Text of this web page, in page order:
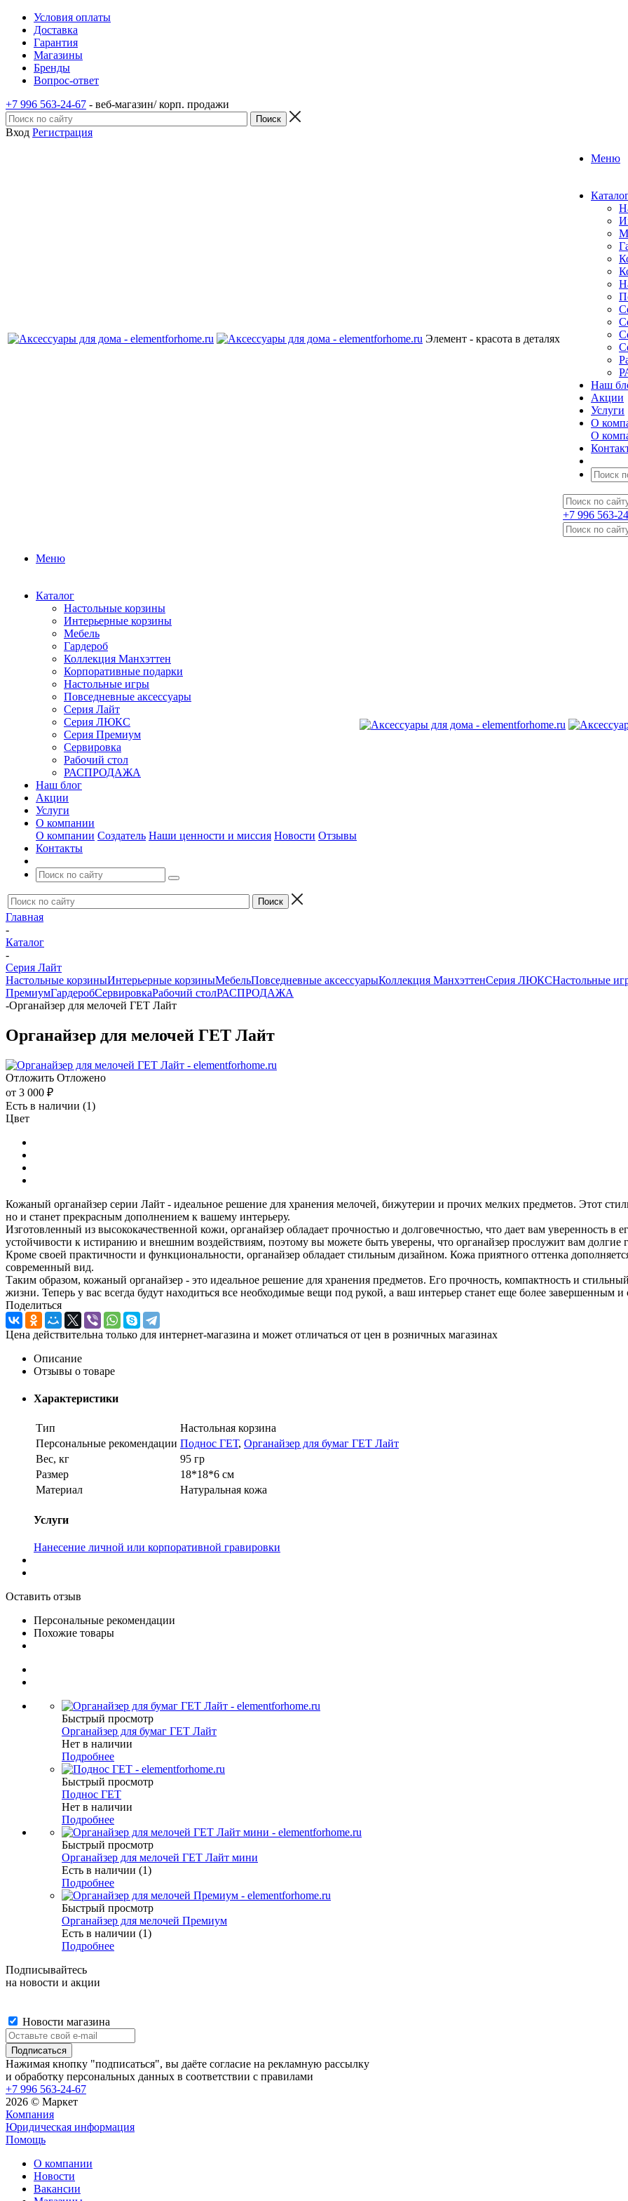
Условия оплаты
Доставка
Гарантия
Магазины
Бренды
Вопрос-ответ
+7 996 563-24-67 - веб-магазин/ корп. продажи
Вход Регистрация
Элемент - красота в деталях
Меню
Наш
Акции
Услуги
О
О
+7 996 563-
Меню
Каталог
Настольные корзины
Интерьерные корзины
Мебель
Гардероб
Коллекция Манхэттен
Корпоративные подарки
Настольные игры
Повседневные аксессуары
Серия Лайт
Серия ЛЮКС
Серия Премиум
Сервировка
Рабочий стол
РАСПРОДАЖА
Наш блог
Акции
Услуги
О компании
О компании Создатель Наши ценности и миссия Новости Отзывы
Контакты
Главная
-
Каталог
-
Серия Лайт
Настольные корзиныИнтерьерные корзиныМебельПовседневные аксессуарыКоллекция МанхэттенСерия ЛЮКСНастольные
ПремиумГардеробСервировкаРабочий столРАСПРОДАЖА
-Органайзер для мелочей ГЕТ Лайт
Органайзер для мелочей ГЕТ Лайт
Отложить Отложено
от 3 000 ₽
Есть в наличии (1)
Цвет
Кожаный органайзер серии Лайт - идеальное решение для хранения мелочей, бижутерии и прочих мелких предметов. Этот
но и станет прекрасным дополнением к вашему интерьеру.
Изготовленный из высококачественной кожи, органайзер обладает прочностью и долговечностью, что дает вам уверенность
устойчивости к истиранию и внешним воздействиям, поэтому вы можете быть уверены, что органайзер прослужит вам долгие
Кроме своей практичности и функциональности, органайзер обладает стильным дизайном. Кожа приятного оттенка
современный вид.
Таким образом, кожаный органайзер - это идеальное решение для хранения предметов. Его прочность, компактность и
жизни. Теперь у вас всегда будут находиться все необходимые вещи под рукой, а ваш интерьер станет еще более завершенным
Поделиться
Цена действительна только для интернет-магазина и может отличаться от цен в розничных магазинах
Описание
Отзывы о товаре
Характеристики
Тип
Настольная корзина
Персональные рекомендации Поднос ГЕТ, Органайзер для бумаг ГЕТ Лайт
Вес, кг
95 гр
Размер
18*18*6 см
Материал
Натуральная кожа
Услуги
Нанесение личной или корпоративной гравировки
Оставить отзыв
Персональные рекомендации
Похожие товары
Быстрый просмотр
Органайзер для бумаг ГЕТ Лайт
Нет в наличии
Подробнее
Быстрый просмотр
Поднос ГЕТ
Нет в наличии
Подробнее
Быстрый просмотр
Органайзер для мелочей ГЕТ Лайт мини
Есть в наличии (1)
Подробнее
Быстрый просмотр
Органайзер для мелочей Премиум
Есть в наличии (1)
Подробнее
Подписывайтесь
на новости и акции
Новости магазина
Нажимая кнопку "подписаться", вы даёте согласие на рекламную рассылку
и обработку персональных данных в соответствии с правилами
+7 996 563-24-67
2026 © Маркет
Компания
Юридическая информация
Помощь
О компании
Новости
Вакансии